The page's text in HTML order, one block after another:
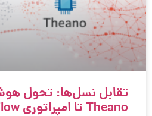
تقابل نسل‌ها: تحول
Theano تا امپراتوری TensorFlow